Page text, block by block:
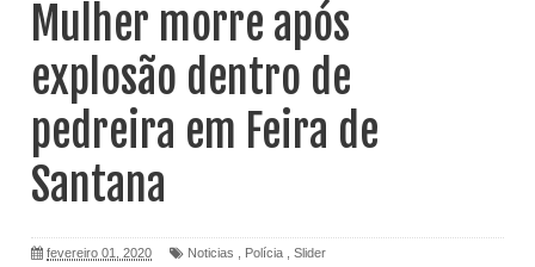
Mulher morre após
explosão dentro de
pedreira em Feira de
Santana
fevereiro 01, 2020 Noticias Polícia Slider